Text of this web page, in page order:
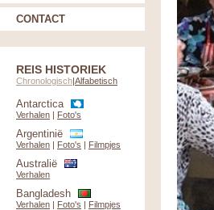
CONTACT
REIS HISTORIEK
Chronologisch|Alfabetisch
Antarctica
Verhalen | Foto's
Argentinië
Verhalen | Foto's | Filmpjes
Australië
Verhalen
Bangladesh
Verhalen | Foto's | Filmpjes